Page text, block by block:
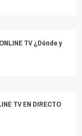
TV ¿Dónde y
TV EN DIRECTO